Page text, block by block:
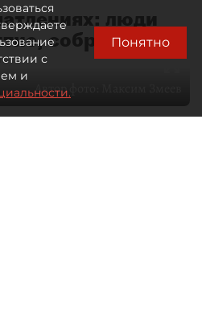
люди
собранное
Автор фото:
с
и
Понятно